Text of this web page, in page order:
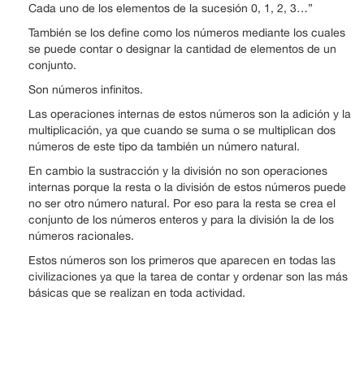
Cada uno de los elementos de la sucesión 0, 1, 2, 3…”
También se los define como los números mediante los cuales
se puede contar o designar la cantidad de elementos de un
conjunto.
Son números infinitos.
Las operaciones internas de estos números son la adición y la
multiplicación, ya que cuando se suma o se multiplican dos
números de este tipo da también un número natural.
En cambio la sustracción y la división no son operaciones
internas porque la resta o la división de estos números puede
no ser otro número natural. Por eso para la resta se crea el
conjunto de los números enteros y para la división la de los
números racionales.
Estos números son los primeros que aparecen en todas las
civilizaciones ya que la tarea de contar y ordenar son las más
básicas que se realizan en toda actividad.